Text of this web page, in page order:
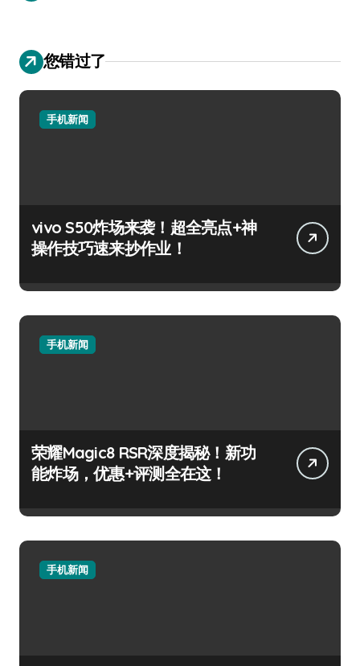
您错过了
手机新闻
vivo S50炸场来袭！超全亮点+神
操作技巧速来抄作业！
手机新闻
荣耀Magic8 RSR深度揭秘！新功
能炸场，优惠+评测全在这！
手机新闻